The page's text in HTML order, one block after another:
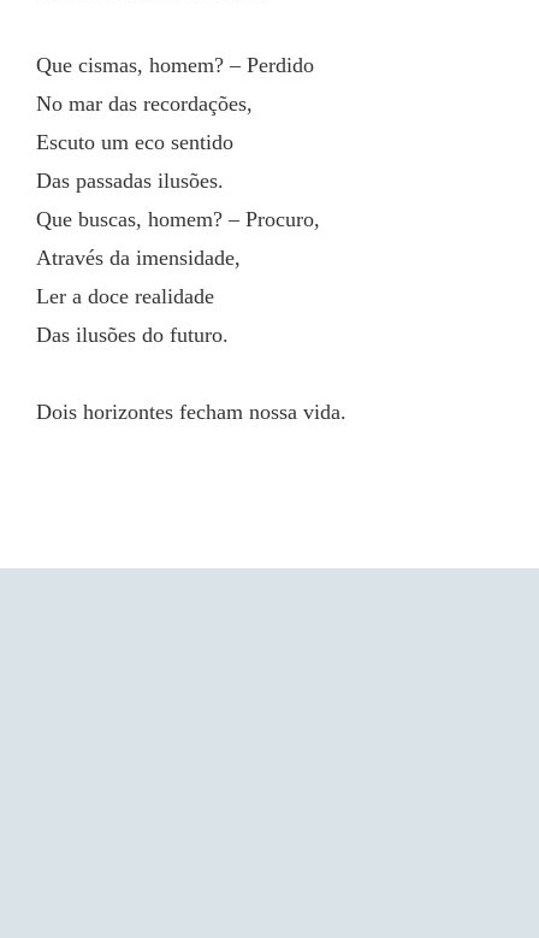
Que cismas, homem? – Perdido
No mar das recordações,
Escuto um eco sentido
Das passadas ilusões.
Que buscas, homem? – Procuro,
Através da imensidade,
Ler a doce realidade
Das ilusões do futuro.
Dois horizontes fecham nossa vida.